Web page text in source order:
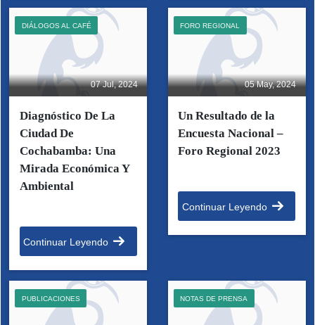
07 Jul, 2024
DIÁLOGOS AL CAFÉ
Diagnóstico De La
Ciudad De
Cochabamba: Una
Mirada Económica Y
Ambiental
Continuar Leyendo
05 May, 2024
FORO REGIONAL
Un Resultado de la
Encuesta Nacional –
Foro Regional 2023
Continuar Leyendo
PUBLICACIONES NOTAS DE PRENSA